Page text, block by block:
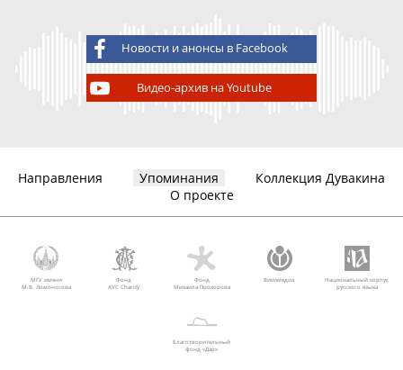
Новости и анонсы в Facebook
Видео-архив на Youtube
Направления Упоминания
Коллекция Дувакина
О проекте
МГУ имени
М.В. Ломоносова
Фонд
AVC Charity
Фонд
Михаила Прохорова
Викимедиа
Национальный корпус
русского языка
Благотворительный
фонд «Дар»